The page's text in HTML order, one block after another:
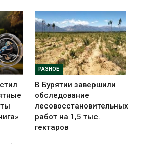
РАЗНОЕ
В Бурятии завершили
обследование
лесовосстановительных
работ на 1,5 тыс.
гектаров